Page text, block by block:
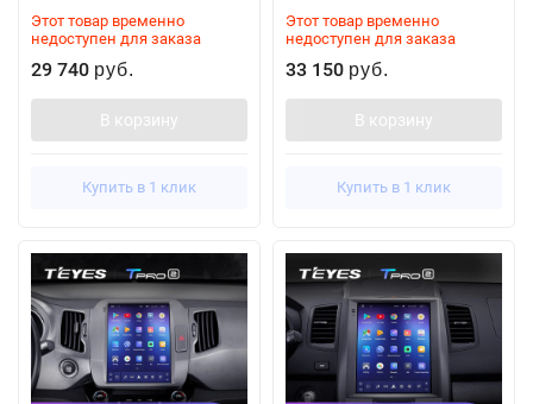
Этот товар временно
недоступен для заказа
29 740 руб.
В корзину
Купить в 1 клик
Этот товар временно
недоступен для заказа
33 150 руб.
В корзину
Купить в 1 клик